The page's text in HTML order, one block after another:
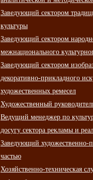
Заведующий сектором
культуры
Заведующий сектором
межнационального
Заведующий сектором
декоративно-прикладного
художественных ремесел
Художественный
Ведущий менеджер по
досугу сектора рекламы и
Заведующий художественно-
частью
Хозяйственно-техническая